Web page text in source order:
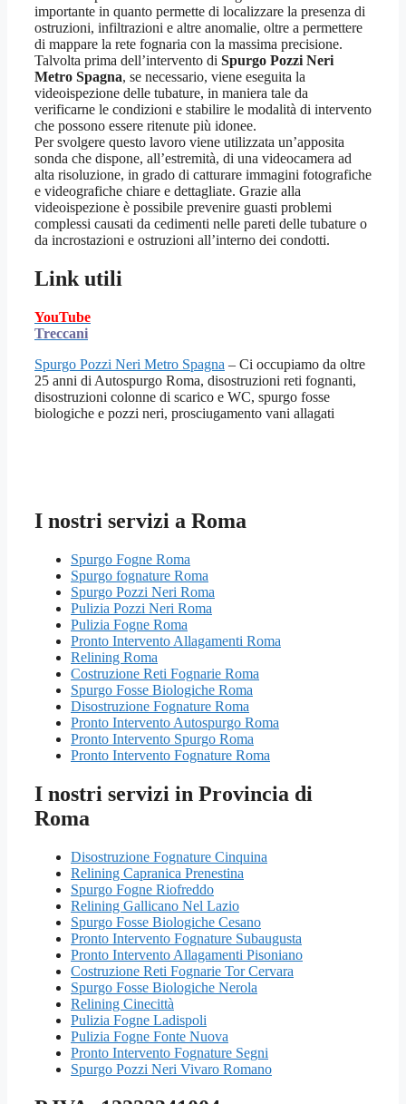
importante in quanto permette di localizzare la presenza di
ostruzioni, infiltrazioni e altre anomalie, oltre a permettere
di mappare la rete fognaria con la massima precisione.
Talvolta prima dell’intervento di Spurgo Pozzi Neri
Metro Spagna, se necessario, viene eseguita la
videoispezione delle tubature, in maniera tale da
verificarne le condizioni e stabilire le modalità di intervento
che possono essere ritenute più idonee.
Per svolgere questo lavoro viene utilizzata un’apposita
sonda che dispone, all’estremità, di una videocamera ad
alta risoluzione, in grado di catturare immagini fotografiche
e videografiche chiare e dettagliate. Grazie alla
videoispezione è possibile prevenire guasti problemi
complessi causati da cedimenti nelle pareti delle tubature o
da incrostazioni e ostruzioni all’interno dei condotti.
Link utili
YouTube
Treccani
Spurgo Pozzi Neri Metro Spagna – Ci occupiamo da oltre
25 anni di Autospurgo Roma, disostruzioni reti fognanti,
disostruzioni colonne di scarico e WC, spurgo fosse
biologiche e pozzi neri, prosciugamento vani allagati
I nostri servizi a Roma
Spurgo Fogne Roma
Spurgo fognature Roma
Spurgo Pozzi Neri Roma
Pulizia Pozzi Neri Roma
Pulizia Fogne Roma
Pronto Intervento Allagamenti Roma
Relining Roma
Costruzione Reti Fognarie Roma
Spurgo Fosse Biologiche Roma
Disostruzione Fognature Roma
Pronto Intervento Autospurgo Roma
Pronto Intervento Spurgo Roma
Pronto Intervento Fognature Roma
I nostri servizi in Provincia di
Roma
Disostruzione Fognature Cinquina
Relining Capranica Prenestina
Spurgo Fogne Riofreddo
Relining Gallicano Nel Lazio
Spurgo Fosse Biologiche Cesano
Pronto Intervento Fognature Subaugusta
Pronto Intervento Allagamenti Pisoniano
Costruzione Reti Fognarie Tor Cervara
Spurgo Fosse Biologiche Nerola
Relining Cinecittà
Pulizia Fogne Ladispoli
Pulizia Fogne Fonte Nuova
Pronto Intervento Fognature Segni
Spurgo Pozzi Neri Vivaro Romano